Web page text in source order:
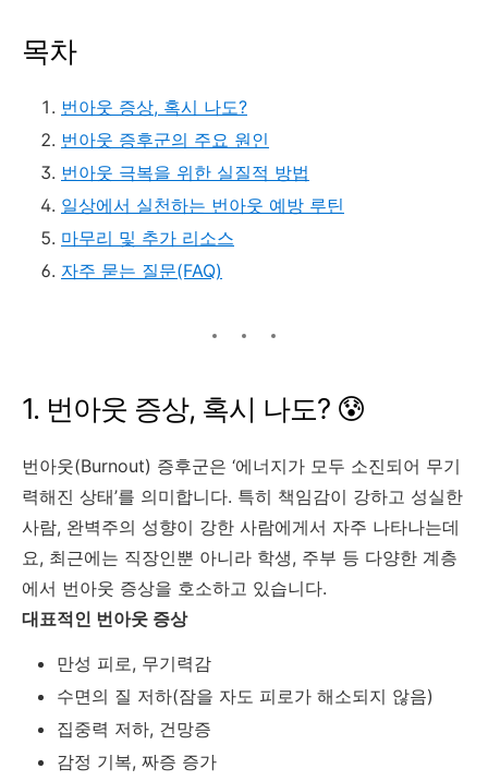
목차
번아웃 증상, 혹시 나도?
번아웃 증후군의 주요 원인
번아웃 극복을 위한 실질적 방법
일상에서 실천하는 번아웃 예방 루틴
마무리 및 추가 리소스
자주 묻는 질문(FAQ)
1. 번아웃 증상, 혹시 나도? 😰
번아웃(Burnout) 증후군은 ‘에너지가 모두 소진되어 무기
력해진 상태’를 의미합니다. 특히 책임감이 강하고 성실한
사람, 완벽주의 성향이 강한 사람에게서 자주 나타나는데
요, 최근에는 직장인뿐 아니라 학생, 주부 등 다양한 계층
에서 번아웃 증상을 호소하고 있습니다.
대표적인 번아웃 증상
만성 피로, 무기력감
수면의 질 저하(잠을 자도 피로가 해소되지 않음)
집중력 저하, 건망증
감정 기복, 짜증 증가